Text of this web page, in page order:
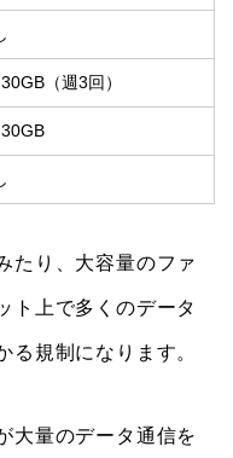
（週3回）
たり、大容量のファ
ト上で多くのデータ
る規制になります。
大量のデータ通信を